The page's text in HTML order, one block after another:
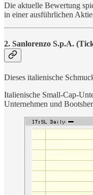
Die aktuelle Bewertung
in einer ausführlichen
2. Sanlorenzo S.p.A.
Dieses italienische
Italienische Small-Cap-
Unternehmen und